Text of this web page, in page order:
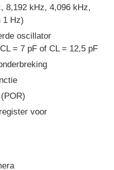
8,192 kHz, 4,096 kHz,
1 Hz)
oscillator
= 7 pF of CL = 12,5 pF
voor